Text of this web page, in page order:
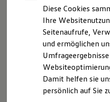
Behörden
Direktkunden
Anpfiff zum Gewinn
Elektromobilität
Elektroautos
ID. Tutorials
ID. EVERY1
Reichweite
Diese Cookies
Ihre
Seitenaufrufe,
und ermöglichen
Damit helfen sie
persönlich auf Sie